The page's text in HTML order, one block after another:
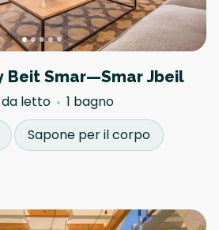
Beit Smar—Smar Jbeil
letto
1 bagno
Sapone per il corpo